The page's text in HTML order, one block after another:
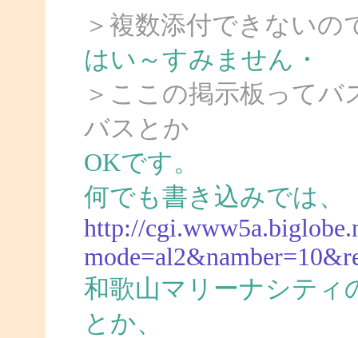
＞複数添付できないの
はい～すみません・
＞ここの掲示板って
バスとか
OKです。
何でも書き込みでは、
http://
和歌山マリーナシティ
とか、